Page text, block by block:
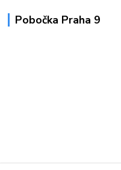
Pobočka Praha 9